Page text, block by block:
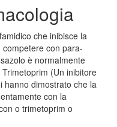
che inibisce la
con para-
è normalmente
(Un inibitore
hanno dimostrato che la
con la
o trimetoprim o